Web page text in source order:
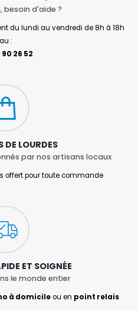
besoin d'aide ?
du lundi au vendredi de 8h à 18h
au :
26 52
DE LOURDES
par nos artisans locaux
offert pour toute commande
ET SOIGNÉE
le monde entier
à domicileou en point relais